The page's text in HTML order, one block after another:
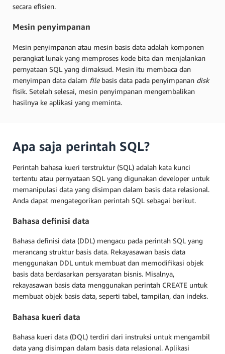
secara efisien.
Mesin penyimpanan
Mesin penyimpanan atau mesin basis data adalah komponen
perangkat lunak yang memproses kode bita dan menjalankan
pernyataan SQL yang dimaksud. Mesin itu membaca dan
menyimpan data dalam file basis data pada penyimpanan disk
fisik. Setelah selesai, mesin penyimpanan mengembalikan
hasilnya ke aplikasi yang meminta.
Apa saja perintah SQL?
Perintah bahasa kueri terstruktur (SQL) adalah kata kunci
tertentu atau pernyataan SQL yang digunakan developer untuk
memanipulasi data yang disimpan dalam basis data relasional.
Anda dapat mengategorikan perintah SQL sebagai berikut.
Bahasa definisi data
Bahasa definisi data (DDL) mengacu pada perintah SQL yang
merancang struktur basis data. Rekayasawan basis data
menggunakan DDL untuk membuat dan memodifikasi objek
basis data berdasarkan persyaratan bisnis. Misalnya,
rekayasawan basis data menggunakan perintah CREATE untuk
membuat objek basis data, seperti tabel, tampilan, dan indeks.
Bahasa kueri data
Bahasa kueri data (DQL) terdiri dari instruksi untuk mengambil
data yang disimpan dalam basis data relasional. Aplikasi